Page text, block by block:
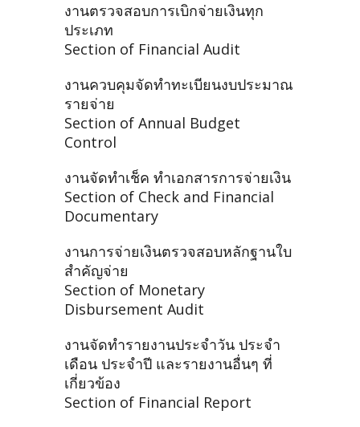
งานตรวจสอบการเบิกจ่ายเงินทุก
ประเภท
Section of Financial Audit
งานควบคุมจัดทำทะเบียนงบประมาณ
รายจ่าย
Section of Annual Budget
Control
งานจัดทำเช็ค ทำเอกสารการจ่ายเงิน
Section of Check and Financial
Documentary
งานการจ่ายเงินตรวจสอบหลักฐานใบ
สำคัญจ่าย
Section of Monetary
Disbursement Audit
งานจัดทำรายงานประจำวัน ประจำ
เดือน ประจำปี และรายงานอื่นๆ ที่
เกี่ยวข้อง
Section of Financial Report